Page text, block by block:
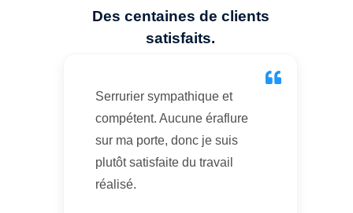
Des centaines de clients
satisfaits.
Serrurier sympathique et
compétent. Aucune éraflure
sur ma porte, donc je suis
plutôt satisfaite du travail
réalisé.